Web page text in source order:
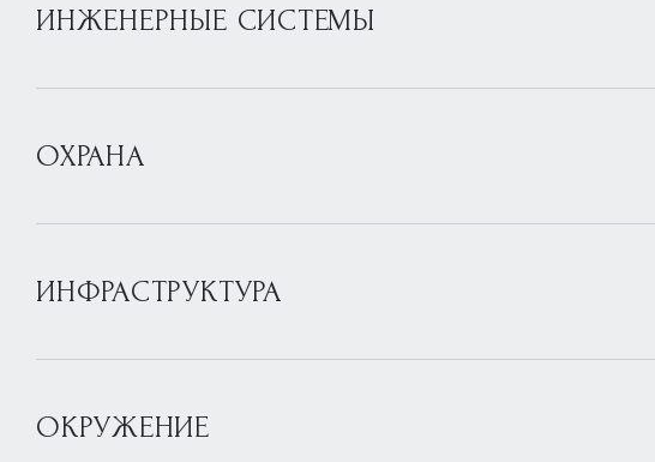
ИНЖЕНЕРНЫЕ СИСТЕМЫ
ОХРАНА
ИНФРАСТРУКТУРА
ОКРУЖЕНИЕ